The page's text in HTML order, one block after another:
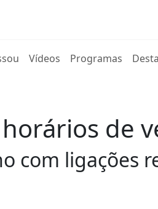
Vídeos Programas
de
com ligações